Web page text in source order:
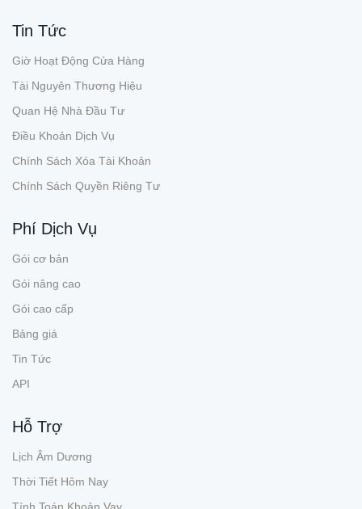
Tin Tức
Giờ Hoạt Động Cửa Hàng
Tài Nguyên Thương Hiệu
Quan Hệ Nhà Đầu Tư
Điều Khoản Dịch Vụ
Chính Sách Xóa Tài Khoản
Chính Sách Quyền Riêng Tư
Phí Dịch Vụ
Gói cơ bản
Gói nâng cao
Gói cao cấp
Bảng giá
Tin Tức
API
Hỗ Trợ
Lịch Âm Dương
Thời Tiết Hôm Nay